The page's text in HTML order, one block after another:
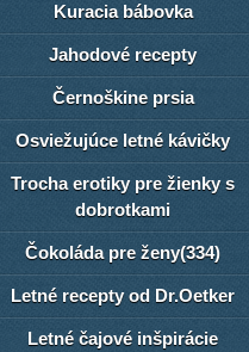
Kuracia bábovka
Jahodové recepty
Černoškine prsia
Osviežujúce letné kávičky
Trocha erotiky pre žienky s
dobrotkami
Čokoláda pre ženy(334)
Letné recepty od Dr.Oetker
Letné čajové inšpirácie